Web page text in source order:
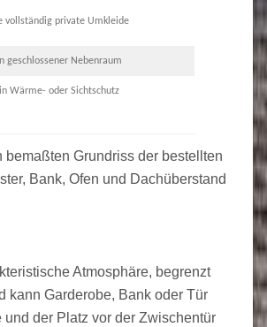
vollständig private Umkleide
geschlossener Nebenraum
Wärme- oder Sichtschutz
Grundriss der bestellten
Bank, Ofen und Dachüberstand
Atmosphäre, begrenzt
kann Garderobe, Bank oder Tür
der Platz vor der Zwischentür